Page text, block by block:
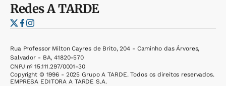
RedesA TARDE
Rua Professor Milton Cayres de Brito, 204 - Caminho das Árvores,
Salvador - BA, 41820-570
CNPJ nº 15.111.297/0001-30
Copyright © 1996 - 2025 Grupo A TARDE. Todos os direitos reservados.
EMPRESA EDITORA A TARDE S.A.